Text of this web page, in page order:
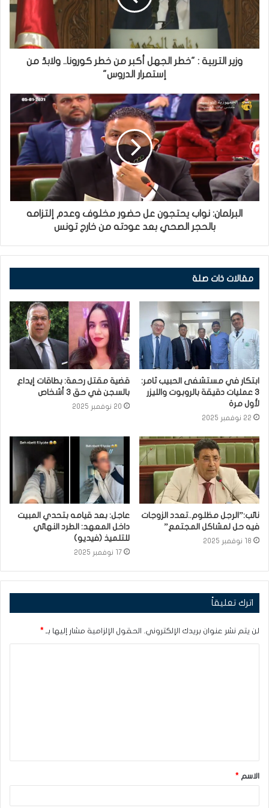
وزير التربية : "خطر الجهل أكبر من خطر كورونا.. ولابدّ من
إستمرار الدروس"
البرلمان: نواب يحتجون عل حضور مخلوف وعدم إلتزامه
بالحجر الصحي بعد عودته من خارج تونس
مقالات ذات صلة
ابتكار في مستشفى الحبيب ثامر:
3 عمليات دقيقة بالروبوت والليزر
لأول مرة
22 نوفمبر 2025
قضية مقتل رحمة: بطاقات إيداع
بالسجن في حق 3 أشخاص
20 نوفمبر 2025
نائب:”الرجل مظلوم..تعدد الزوجات
فيه حل لمشاكل المجتمع”
18 نوفمبر 2025
عاجل: بعد قيامه بتحدي المبيت
داخل المعهد: الطرد النهائي
للتلميذ (فيديو)
17 نوفمبر 2025
اترك تعليقاً
لن يتم نشر عنوان بريدك الإلكتروني. الحقول الإلزامية مشار إليها بـ *
ق
*الاسم *